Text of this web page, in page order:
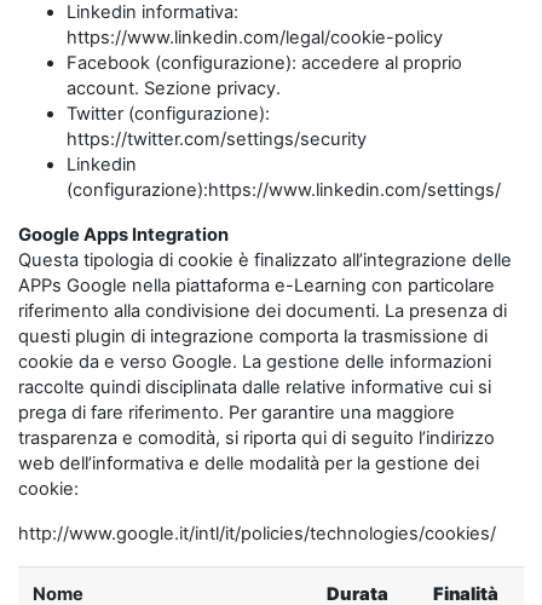
Linkedin informativa:
https://www.linkedin.com/legal/cookie-policy
Facebook (configurazione): accedere al proprio
account. Sezione privacy.
Twitter (configurazione):
https://twitter.com/settings/security
Linkedin
(configurazione):https://www.linkedin.com/settings/
Google Apps Integration
Questa tipologia di cookie è finalizzato all’integrazione delle
APPs Google nella piattaforma e-Learning con particolare
riferimento alla condivisione dei documenti. La presenza di
questi plugin di integrazione comporta la trasmissione di
cookie da e verso Google. La gestione delle informazioni
raccolte quindi disciplinata dalle relative informative cui si
prega di fare riferimento. Per garantire una maggiore
trasparenza e comodità, si riporta qui di seguito l’indirizzo
web dell’informativa e delle modalità per la gestione dei
cookie:
http://www.google.it/intl/it/policies/technologies/cookies/
Nome Durata Finalità